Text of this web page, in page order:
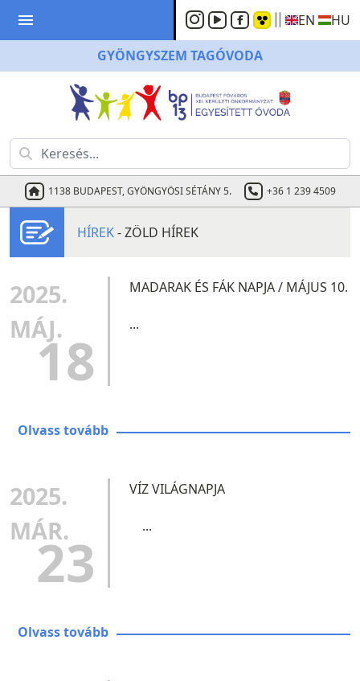
menu
GYÖNGYSZEM TAGÓVODA
1138 BUDAPEST, GYÖNGYÖSI SÉTÁNY 5. +36 1 239 4509
EN HU
HÍREK- ZÖLD HÍREK
2025.
MÁJ.18
MADARAK ÉS FÁK NAPJA / MÁJUS 10.
...
Olvass tovább
2025.
MÁR.
23
VÍZ VILÁGNAPJA
...
Olvass tovább